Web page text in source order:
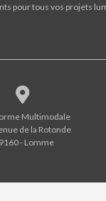
pour tous vos projets
Multimodale
de la Rotonde
- Lomme